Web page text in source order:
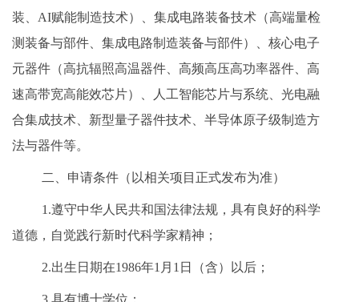
装、AI赋能制造技术）、集成电路装备技术（高端量检
测装备与部件、集成电路制造装备与部件）、核心电子
元器件（高抗辐照高温器件、高频高压高功率器件、高
速高带宽高能效芯片）、人工智能芯片与系统、光电融
合集成技术、新型量子器件技术、半导体原子级制造方
法与器件等。
二、 申请条件（以相关项目正式发布为准）
1.遵守中华人民共和国法律法规，具有良好的科学
道德，自觉践行新时代科学家精神；
2.出生日期在1986年1月1日（含）以后；